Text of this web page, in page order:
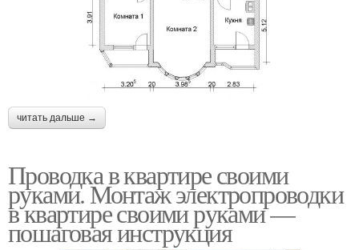
читать дальше →
Проводка в квартире своими
руками. Монтаж электропроводки
в квартире своими руками —
пошаговая инструкция